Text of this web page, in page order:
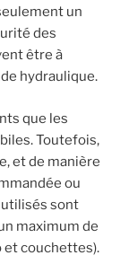
un
des
être à
hydraulique.
que les
Toutefois,
et de manière
ou
sont
maximum de
couchettes).